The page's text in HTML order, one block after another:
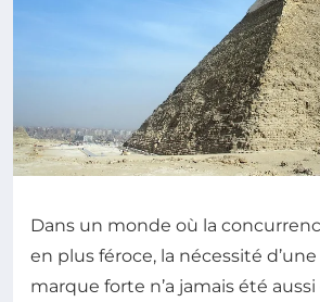
Dans un monde où la
en plus féroce, la nécessité
marque forte n’a jamais été aussi